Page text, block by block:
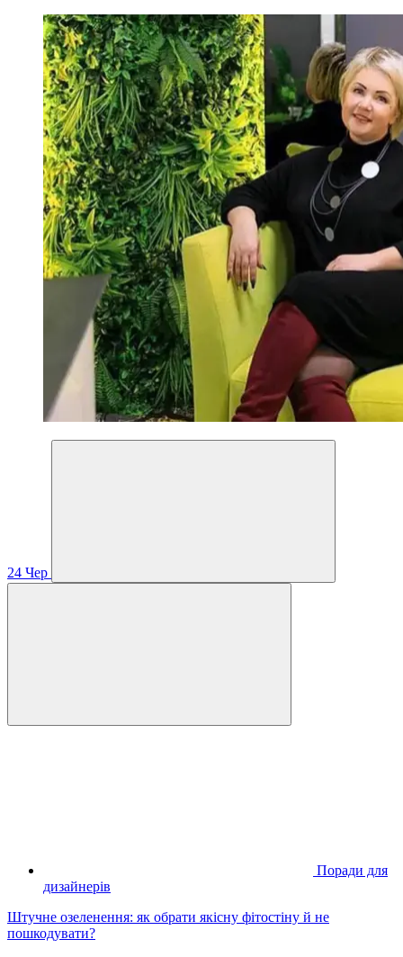
24 Чер
Поради для
дизайнерів
Штучне озеленення: як обрати якісну фітостіну й не
пошкодувати?